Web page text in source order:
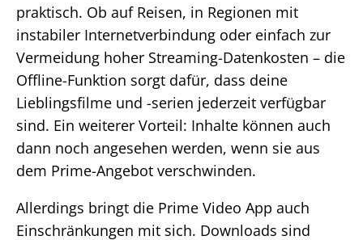
praktisch. Ob auf Reisen, in Regionen mit
instabiler Internetverbindung oder einfach zur
Vermeidung hoher Streaming-Datenkosten – die
Offline-Funktion sorgt dafür, dass deine
Lieblingsfilme und -serien jederzeit verfügbar
sind. Ein weiterer Vorteil: Inhalte können auch
dann noch angesehen werden, wenn sie aus
dem Prime-Angebot verschwinden.
Allerdings bringt die Prime Video App auch
Einschränkungen mit sich. Downloads sind